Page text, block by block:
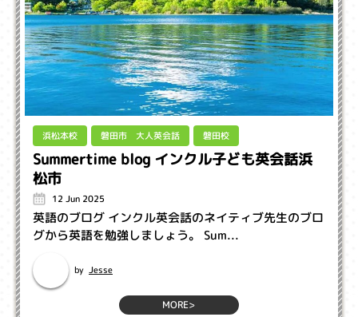
浜松本校 磐田市 大人英会話 磐田校
Summertime blog インクル子ども英会話浜
松市
12 Jun 2025
英語のブログ インクル英会話のネイティブ先生のブロ
グから英語を勉強しましょう。 Sum...
by Jesse
MORE>